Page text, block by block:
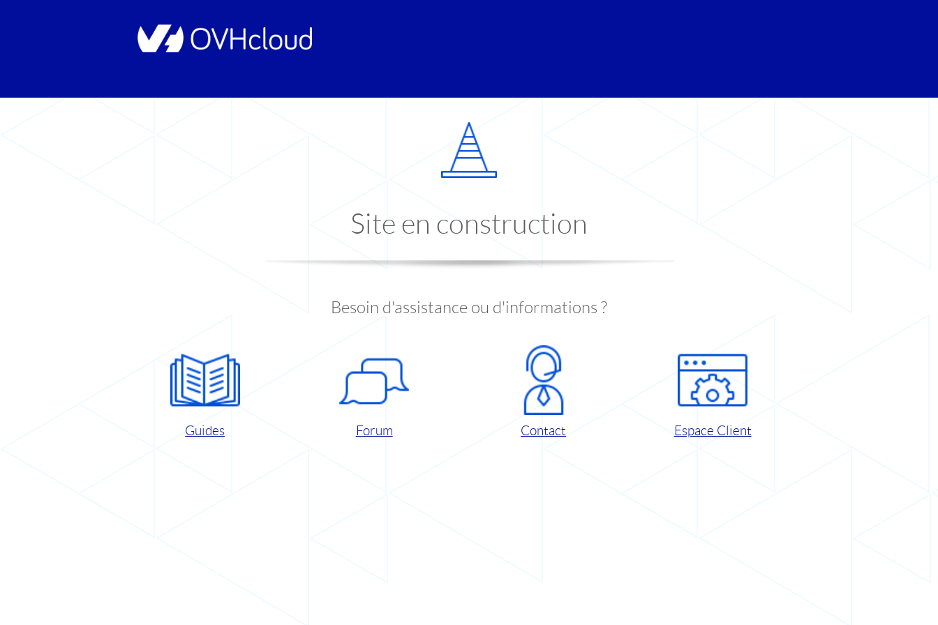
Site en construction
Besoin d'assistance ou d'informations ?
Guides Forum Contact Espace Client